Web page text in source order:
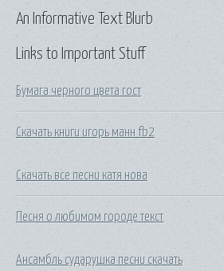
Links to Important Stuff
Бумага черного цвета гост
Скачать книги игорь манн fb2
Скачать все песни катя нова
Песня о любимом городе текст
Ансамбль сударушка песни скачать
An Informative Text Blurb